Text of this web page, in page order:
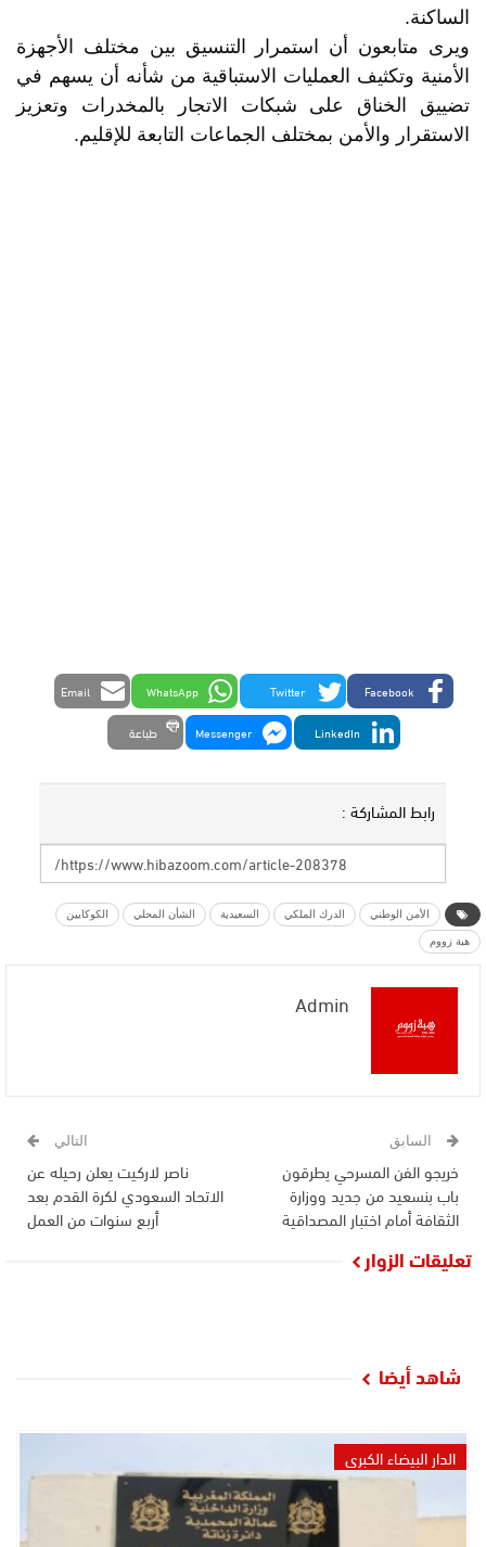
الساكنة.
ويرى متابعون أن استمرار التنسيق بين مختلف الأجهزة
الأمنية وتكثيف العمليات الاستباقية من شأنه أن يسهم في
تضييق الخناق على شبكات الاتجار بالمخدرات وتعزيز
الاستقرار والأمن بمختلف الجماعات التابعة للإقليم.
Facebook
Twitter
WhatsApp
Email
LinkedIn
Messenger طباعة
رابط المشاركة :
الأمن الوطني الدرك الملكي السعيدية الشأن المحلي الكوكايين
هبة زووم
Admin
السابق
خريجو الفن المسرحي يطرقون
باب بنسعيد من جديد ووزارة
الثقافة أمام اختبار المصداقية
التالي
ناصر لاركيت يعلن رحيله عن
الاتحاد السعودي لكرة القدم بعد
أربع سنوات من العمل
تعليقات الزوار
شاهد أيضا
الدار البيضاء الكبرى